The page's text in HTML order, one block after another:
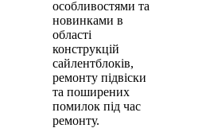
особливостями та
новинками в
області
конструкцій
сайлентблоків,
ремонту підвіски
та поширених
помилок під час
ремонту.